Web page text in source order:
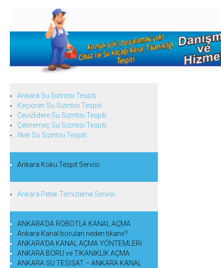
Ankara Su Sızıntısı Tespiti
Keçiören Su Sızıntısı Tespiti
Cevizlidere Su Sızıntısı Tespiti
Çetinemeç Su Sızıntısı Tespiti
İlker Su Sızıntısı Tespiti
Ankara Koku Tespit Servisi
Ankara Petek Temizleme Servisi
ANKARA’DA ROBOTLA KANAL AÇMA
Ankara Kanal boruları neden tıkanır?
ANKARA’DA KANAL AÇMA YÖNTEMLERİ
ANKARA BORU ve TIKANIKLIK AÇMA
ANKARA SU TESİSAT – ANKARA KANAL